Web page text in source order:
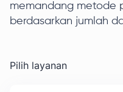
memandang metode
berdasarkan jumlah
Pilih layanan